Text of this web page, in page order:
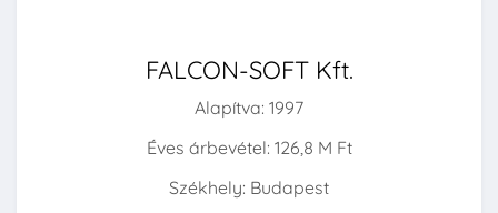
FALCON-SOFT Kft.
Alapítva: 1997
Éves árbevétel: 126,8 M Ft
Székhely: Budapest